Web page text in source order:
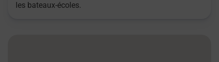
les bateaux-écoles.